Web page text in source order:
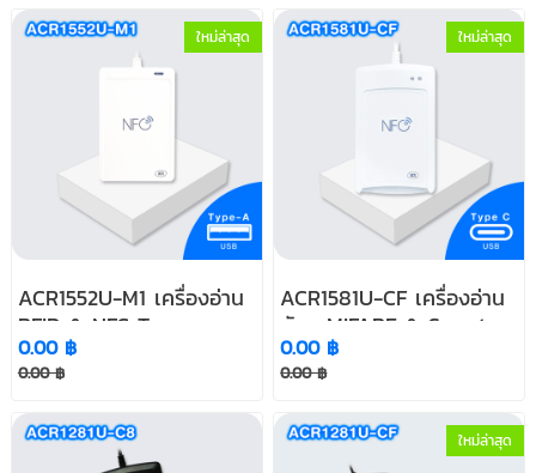
ใหม่ล่าสุด
ACR1552U-M1 เครื่องอ่าน
RFID & NFC Tag
0.00 ฿
0.00 ฿
ใหม่ล่าสุด
ACR1581U-CF เครื่องอ่าน
บัตร MIFARE & Smart
Card (Dual Reader)
0.00 ฿
0.00 ฿
ใหม่ล่าสุด